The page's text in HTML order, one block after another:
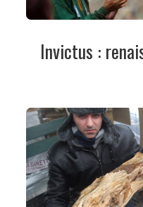
Invictus :